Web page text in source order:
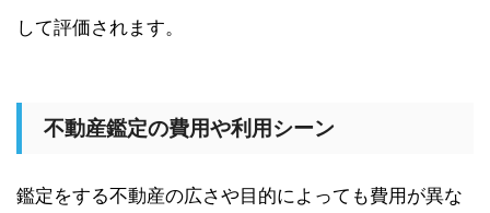
して評価されます。
不動産鑑定の費用や利用シーン
鑑定をする不動産の広さや目的によっても費用が異な